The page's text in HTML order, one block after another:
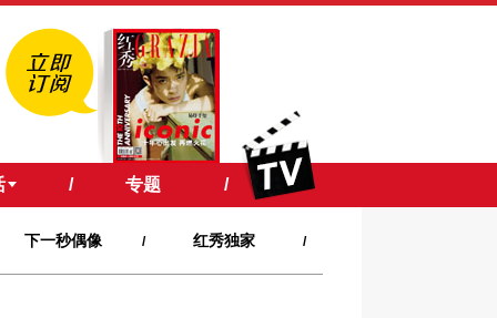
/ 专题 /
下一秒偶像 / 红秀独家 /